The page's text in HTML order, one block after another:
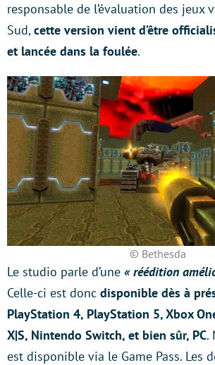
responsable de l’évaluation des jeux
Sud,cette version vient d’être
et lancée dans la foulée.
© Bethesda
Le studio parle d’une « réédition
Celle-ci est donc disponible dès à
PlayStation 4, PlayStation 5, Xbox
X|S, Nintendo Switch, et bien sûr, PC.
est disponible via le Game Pass. Les